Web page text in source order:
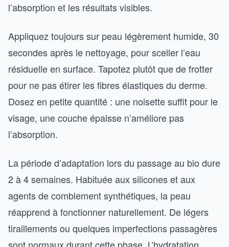
l’absorption et les résultats visibles.
Appliquez toujours sur peau légèrement humide, 30
secondes après le nettoyage, pour sceller l’eau
résiduelle en surface. Tapotez plutôt que de frotter
pour ne pas étirer les fibres élastiques du derme.
Dosez en petite quantité : une noisette suffit pour le
visage, une couche épaisse n’améliore pas
l’absorption.
La période d’adaptation lors du passage au bio dure
2 à 4 semaines. Habituée aux silicones et aux
agents de comblement synthétiques, la peau
réapprend à fonctionner naturellement. De légers
tiraillements ou quelques imperfections passagères